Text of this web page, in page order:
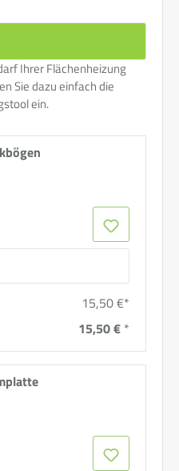
Ihrer Flächenheizung
Sie dazu einfach die
ein.
15,50 €*
15,50 € *